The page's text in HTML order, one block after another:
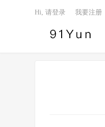
Hi, 请登录 我要注册